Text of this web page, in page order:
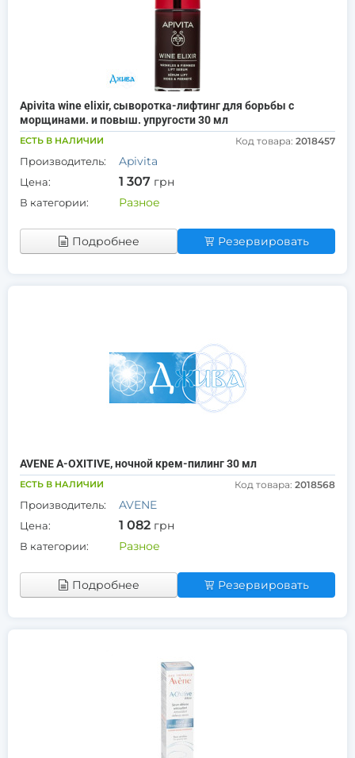
Apivita wine elixir, сыворотка-лифтинг для борьбы с
морщинами. и повыш. упругости 30 мл
ЕСТЬ В НАЛИЧИИ Код товара: 2018457
Производитель: Apivita
Цена: 1 307 грн
В категории: Разное
Подробнее Резервировать
AVENE A-OXITIVE, ночной крем-пилинг 30 мл
ЕСТЬ В НАЛИЧИИ Код товара: 2018568
Производитель: AVENE
Цена: 1 082 грн
В категории: Разное
Подробнее Резервировать